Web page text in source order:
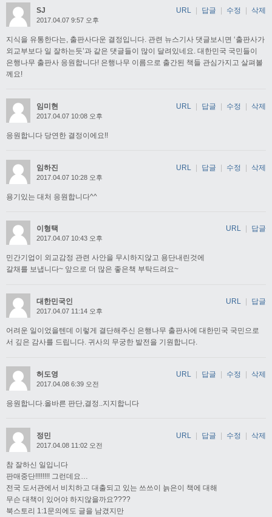
SJ
2017.04.07 9:57 오후
지식을 유통한다는, 출판사다운 결정입니다. 관련 뉴스기사 댓글보시면 ‘출판사가
외교부보다 일 잘하는듯’과 같은 댓글들이 많이 달려있네요. 대한민국 국민들이
은행나무 출판사 응원합니다! 은행나무 이름으로 출간된 책들 관심가지고 살펴볼
께요!
URL 답글 수정 삭제
임미현
2017.04.07 10:08 오후
응원합니다 당연한 결정이에요!!
URL | 답글 | 수정 | 삭제
임하진
2017.04.07 10:28 오후
용기있는 대처 응원합니다^^
URL | 답글 | 수정 | 삭제
이형택
2017.04.07 10:43 오후
민간기업이 외교감정 관련 사안을 무시하지않고 용단내린것에
갈채를 보냅니다~ 앞으로 더 많은 좋은책 부탁드려요~
URL 답글
대한민국인
2017.04.07 11:14 오후
어려운 일이었을텐데 이렇게 결단해주신 은행나무 출판사에 대한민국 국민으로
서 깊은 감사를 드립니다. 귀사의 무궁한 발전을 기원합니다.
URL 답글
허도영
2017.04.08 6:39 오전
응원합니다.올바른 판단,결정..지지합니다
URL 답글 수정 삭제
정민
2017.04.08 11:02 오전
참 잘하신 일입니다
판매중단!!!!!!!! 그런데요…
전국 도서관에서 비치하고 대출되고 있는 쓰쓰이 늙은이 책에 대해
무슨 대책이 있어야 하지않을까요????
북스토리 1:1문의에도 글을 남겼지만
URL | 답글 | 수정 | 삭제